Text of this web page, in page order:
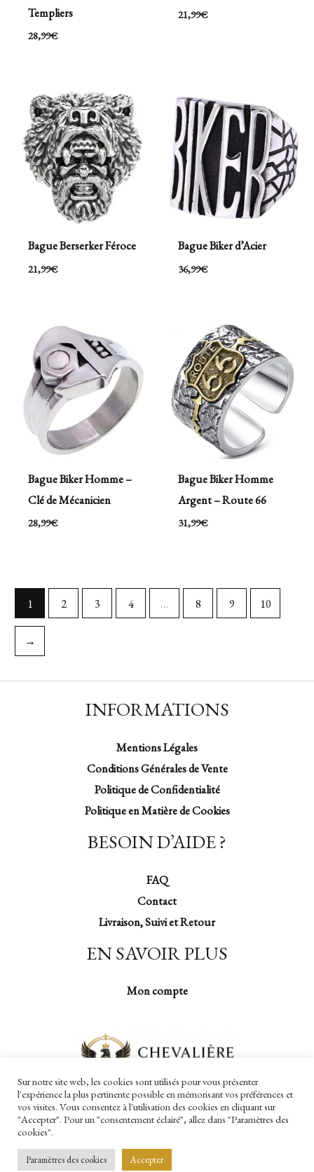
Templiers
28,99€
21,99€
Bague Berserker Féroce
21,99€
Bague Biker d’Acier
36,99€
Bague Biker Homme –
Clé de Mécanicien
28,99€
Bague Biker Homme
Argent – Route 66
31,99€
1 2 3 4 … 8 9 10
→
INFORMATIONS
Mentions Légales
Conditions Générales de Vente
Politique de Confidentialité
Politique en Matière de Cookies
BESOIN D’AIDE ?
FAQ
Contact
Livraison, Suivi et Retour
EN SAVOIR PLUS
Mon compte
Copyright © 2026 Chevalière Impériale
Sur notre site web, les cookies sont utilisés pour vous présenter
l'expérience la plus pertinente possible en mémorisant vos préférences et
vos visites. Vous consentez à l'utilisation des cookies en cliquant sur
"Accepter". Pour un "consentement éclairé", allez dans "Paramètres des
cookies".
Paramètres des cookies Accepter